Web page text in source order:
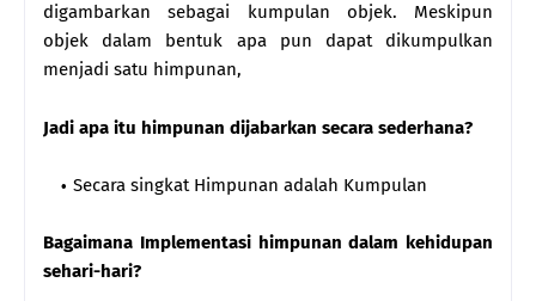
digambarkan sebagai kumpulan objek. Meskipun
objek dalam bentuk apa pun dapat dikumpulkan
menjadi satu himpunan,
Jadi apa itu himpunan dijabarkan secara sederhana?
Secara singkat Himpunan adalah Kumpulan
Bagaimana Implementasi himpunan dalam kehidupan
sehari-hari?